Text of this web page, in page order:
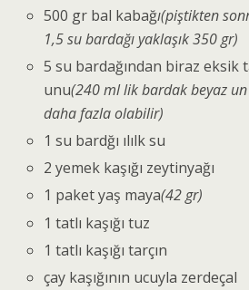
500 gr bal kabağı(piştikten
1,5 su bardağı yaklaşık 350 gr)
5 su bardağından biraz eksik
unu(240 ml lik bardak beyaz un
daha fazla olabilir)
1 su bardğı ılılk su
2 yemek kaşığı zeytinyağı
1 paket yaş maya(42 gr)
1 tatlı kaşığı tuz
1 tatlı kaşığı tarçın
çay kaşığının ucuyla zerdeçal